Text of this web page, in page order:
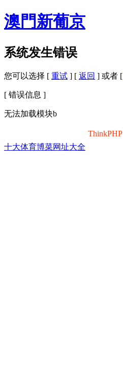
澳門新葡京
系统发生错误
您可以选择 [ 重试 ] [ 返回 ] 或者 [
[ 错误信息 ]
无法加载模块b
ThinkPHP
十大体育博菜网址大全